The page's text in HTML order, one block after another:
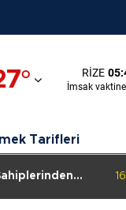
° RIZE
İmsak
Tarifleri